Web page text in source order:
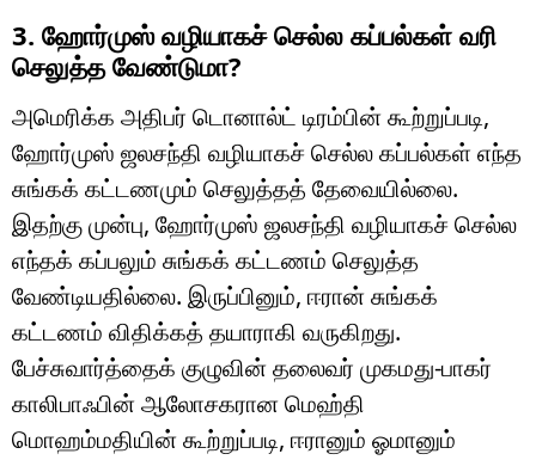
3. ஹோர்முஸ் வழியாகச் செல்ல கப்பல்கள் வரி
செலுத்த வேண்டுமா?
அமெரிக்க அதிபர் டொனால்ட் டிரம்பின் கூற்றுப்படி,
ஹோர்முஸ் ஜலசந்தி வழியாகச் செல்ல கப்பல்கள் எந்த
சுங்கக் கட்டணமும் செலுத்தத் தேவையில்லை.
இதற்கு முன்பு, ஹோர்முஸ் ஜலசந்தி வழியாகச் செல்ல
எந்தக் கப்பலும் சுங்கக் கட்டணம் செலுத்த
வேண்டியதில்லை. இருப்பினும், ஈரான் சுங்கக்
கட்டணம் விதிக்கத் தயாராகி வருகிறது.
பேச்சுவார்த்தைக் குழுவின் தலைவர் முகமது-பாகர்
காலிபாஃபின் ஆலோசகரான மெஹ்தி
மொஹம்மதியின் கூற்றுப்படி, ஈரானும் ஓமானும்